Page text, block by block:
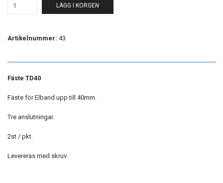
LÄGG I KORGEN
Artikelnummer: 43
Fäste TD40
Fäste för Elband upp till 40mm.
Tre anslutningar.
2st / pkt.
Levereras med skruv.